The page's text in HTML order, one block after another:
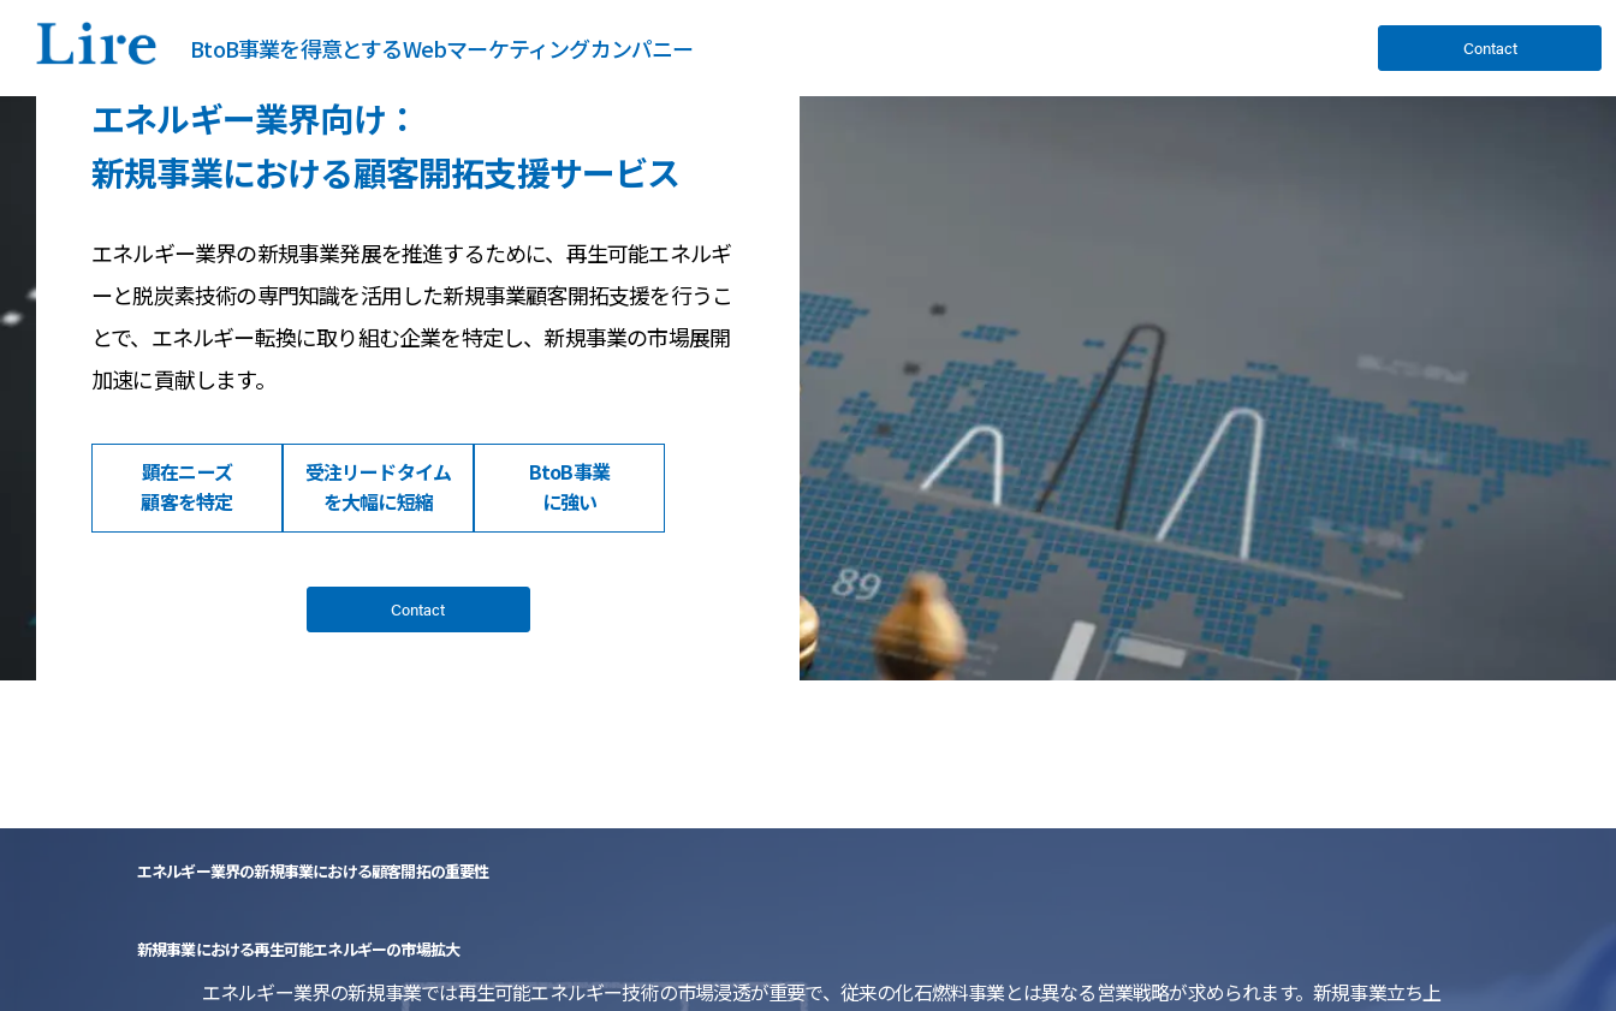
BtoB事業を得意とするWebマーケティングカンパニー Contact
エネルギー業界向け：
新規事業における顧客開拓支援サービス
エネルギー業界の新規事業発展を推進するために、再生可能エネルギ
ーと脱炭素技術の専門知識を活用した新規事業顧客開拓支援を行うこ
とで、エネルギー転換に取り組む企業を特定し、新規事業の市場展開
加速に貢献します。
顕在ニーズ
顧客を特定
受注リードタイム
を大幅に短縮
BtoB事業
に強い
Contact
エネルギー業界の新規事業における顧客開拓の重要性
新規事業における再生可能エネルギーの市場拡大
エネルギー業界の新規事業では再生可能エネルギー技術の市場浸透が重要で、従来の化石燃料事業とは異なる営業戦略が求められます。新規事業立ち上